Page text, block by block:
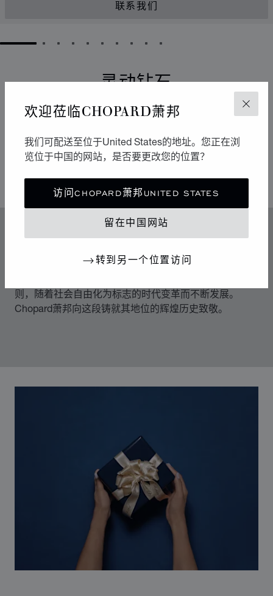
关闭
欢迎莅临CHOPARD萧邦
我们可配送至位于United States的地址。您正在浏
览位于中国的网站，是否要更改您的位置？
访问CHOPARD萧邦UNITED STATES
留在中国网站
转到另一个位置访问
联系我们
GO TO SLIDE 1GO TO SLIDE 2
GO TO SLIDE 3
GO TO SLIDE 4
GO TO SLIDE 5
GO TO SLIDE 6
GO TO SLIDE 7
GO TO SLIDE 8
GO TO SLIDE 9
GO TO SLIDE 10
灵动钻石
它们以流畅的运动点亮周围的环境。自从1976年于
播极具感染力的乐享生活精神。它们的舞蹈构成一场生动
有趣的表演，其中传达出的自由与光明令人不禁扬起迷人
传奇的灵动钻石
则，随着社会自由化为标志的时代变革而不断发展。
Chopard萧邦向这段铸就其地位的辉煌历史致敬。